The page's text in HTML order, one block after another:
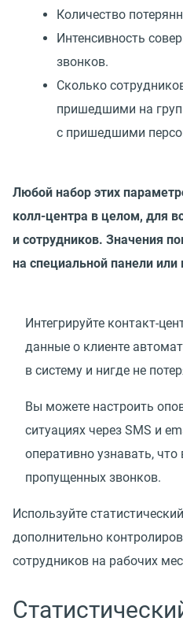
Количество
Интенсивность
звонков.
Сколько
пришедшими на
с пришедшими
Любой набор этих
колл-центра в целом, для
и сотрудников. Значения
на специальной панели или
Интегрируйте контакт-
данные о клиенте
в систему и нигде не
Вы можете настроить
ситуациях через SMS и
оперативно узнавать,
пропущенных звонков.
Используйте
дополнительно
сотрудников на рабочих